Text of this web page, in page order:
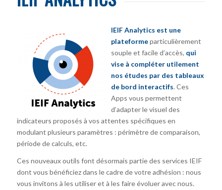
IEIF Analytics est une
plateformeparticulièrement
souple et facile d’accès, qui
vise à compléter utilement
nos études par des tableaux
de bord interactifs. Ces
Apps vous permettent
d’adapter le visuel des
indicateurs proposés à vos attentes spécifiques en
modulant plusieurs paramètres : périmètre de comparaison,
période de calculs, etc.
Ces nouveaux outils font désormais partie des services IEIF
dont vous bénéficiez dans le cadre de votre adhésion : nous
vous invitons à les utiliser et à les faire évoluer avec nous.